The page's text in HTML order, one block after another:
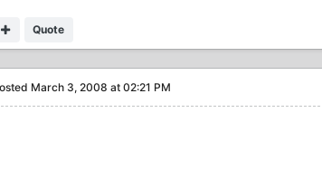
Quote
March 3, 2008 at 02:21 PM